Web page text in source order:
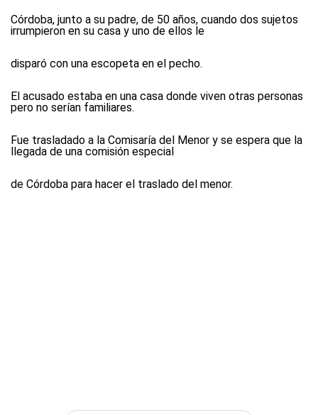
Córdoba, junto a su padre, de 50 años, cuando dos sujetos
irrumpieron en su casa y uno de ellos le
disparó con una escopeta en el pecho.
El acusado estaba en una casa donde viven otras personas
pero no serían familiares.
Fue trasladado a la Comisaría del Menor y se espera que la
llegada de una comisión especial
de Córdoba para hacer el traslado del menor.